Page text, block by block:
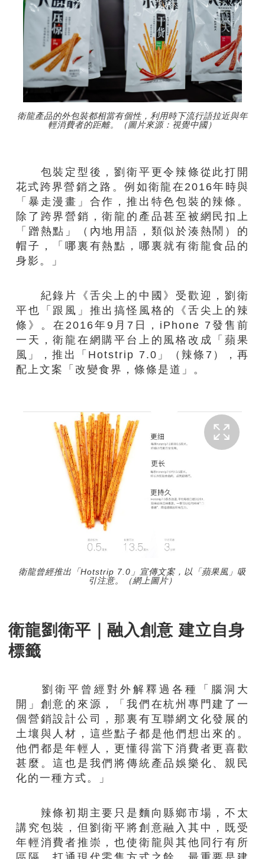
衛龍產品的外包裝都相當有個性，利用時下流行語拉近與年
輕消費者的距離。（圖片來源：視覺中國）
包裝定型後，劉衛平更令辣條從此打開
花式跨界營銷之路。例如衛龍在2016年時與
「暴走漫畫」合作，推出特色包裝的辣條。
除了跨界營銷，衛龍的產品甚至被網民扣上
「蹭熱點」（內地用語，類似於湊熱鬧）的
帽子，「哪裏有熱點，哪裏就有衛龍食品的
身影。」
紀錄片《舌尖上的中國》受歡迎，劉衛
平也「跟風」推出搞怪風格的《舌尖上的辣
條》。在2016年9月7日，iPhone 7發售前
一天，衛龍在網購平台上的風格改成「蘋果
風」，推出「Hotstrip 7.0」（辣條7），再
配上文案「改變食界，條條是道」。
衛龍曾經推出「Hotstrip 7.0」宣傳文案，以「蘋果風」吸
引注意。（網上圖片）
衛龍劉衛平｜融入創意 建立自身
標籤
劉衛平曾經對外解釋過各種「腦洞大
開」創意的來源，「我們在杭州專門建了一
個營銷設計公司，那裏有互聯網文化發展的
土壤與人材，這些點子都是他們想出來的。
他們都是年輕人，更懂得當下消費者更喜歡
甚麼。這也是我們將傳統產品娛樂化、親民
化的一種方式。」
辣條初期主要只是麵向縣鄉市場，不太
講究包裝，但劉衛平將創意融入其中，既受
年輕消費者推崇，也使衛龍與其他同行有所